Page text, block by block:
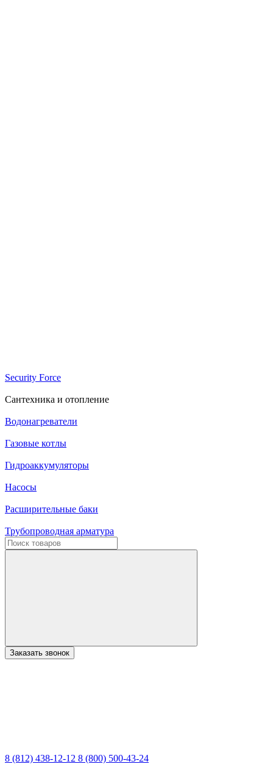
Security Force
Сантехника и отопление
Водонагреватели
Газовые котлы
Гидроаккумуляторы
Насосы
Расширительные баки
Трубопроводная арматура
Заказать звонок
8 (812) 438-12-12 8 (800) 500-43-24